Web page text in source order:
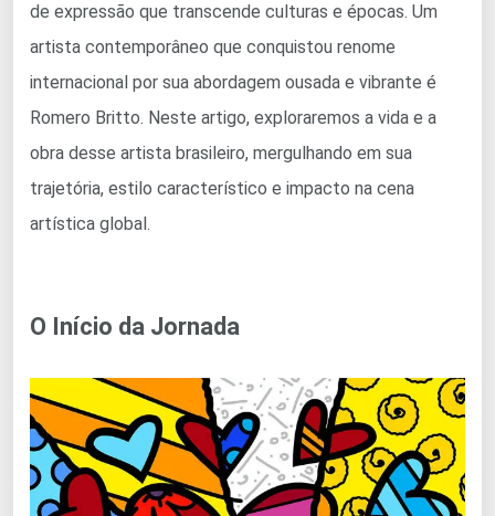
de expressão que transcende culturas e épocas. Um
artista contemporâneo que conquistou renome
internacional por sua abordagem ousada e vibrante é
Romero Britto. Neste artigo, exploraremos a vida e a
obra desse artista brasileiro, mergulhando em sua
trajetória, estilo característico e impacto na cena
artística global.
O Início da Jornada